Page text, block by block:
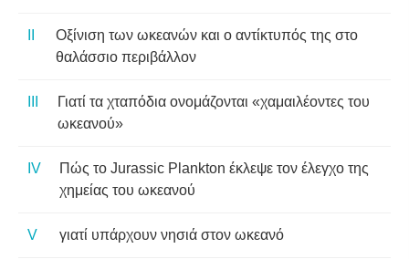
Οξίνιση των ωκεανών και ο αντίκτυπός της στο
θαλάσσιο περιβάλλον
Γιατί τα χταπόδια ονομάζονται «χαμαιλέοντες του
ωκεανού»
Πώς το Jurassic Plankton έκλεψε τον έλεγχο της
χημείας του ωκεανού
γιατί υπάρχουν νησιά στον ωκεανό